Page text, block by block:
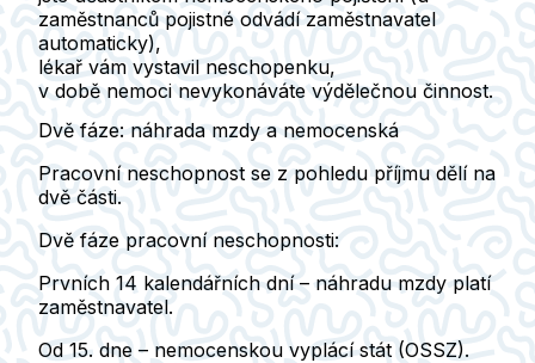
zaměstnanců pojistné odvádí zaměstnavatel
automaticky),
lékař vám vystavil neschopenku,
v době nemoci nevykonáváte výdělečnou činnost.
Dvě fáze: náhrada mzdy a nemocenská
Pracovní neschopnost se z pohledu příjmu dělí na
dvě části.
Dvě fáze pracovní neschopnosti:
Prvních 14 kalendářních dní – náhradu mzdy platí
zaměstnavatel.
Od 15. dne – nemocenskou vyplácí stát (OSSZ).